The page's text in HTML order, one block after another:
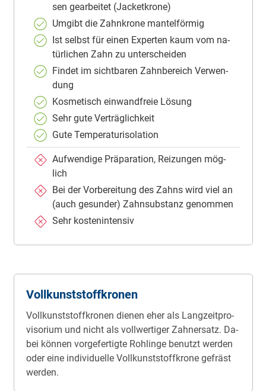
sen ge­ar­bei­tet (Ja­cket­kro­ne)
Um­gibt die Zahn­kro­ne man­tel­för­mig
Ist selbst für einen Ex­per­ten kaum vom na­
tür­li­chen Zahn zu un­ter­schei­den
Fin­det im sicht­ba­ren Zahn­be­reich Ver­wen­
dung
Kos­me­tisch ein­wand­freie Lö­sung
Sehr gute Ver­träg­lich­keit
Gute Tem­pe­ra­tu­ri­so­la­tion
Auf­wen­di­ge Prä­pa­ra­tion, Rei­zun­gen mög­
lich
Bei der Vor­be­rei­tung des Zahns wird viel an
(auch ge­sun­der) Zahn­sub­stanz ge­nom­men
Sehr kos­ten­in­ten­siv
Voll­kunst­stoff­kro­nen
Voll­kunst­stoff­kro­nen die­nen eher als Lang­zeit­pro­
vi­so­ri­um und nicht als voll­wer­ti­ger Zahn­er­satz. Da­
bei kön­nen vor­ge­fer­tig­te Roh­lin­ge be­nutzt wer­den
oder eine in­di­vi­du­el­le Voll­kunst­stoff­kro­ne ge­fräst
wer­den.